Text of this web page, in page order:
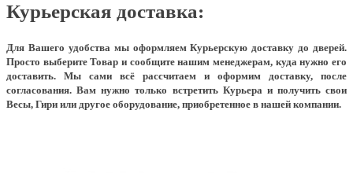
Курьерская доставка:
Для Вашего удобства мы оформляем Курьерскую доставку до дверей.
Просто выберите Товар и сообщите нашим менеджерам, куда нужно его
доставить. Мы сами всё рассчитаем и оформим доставку, после
согласования. Вам нужно только встретить Курьера и получить свои
Весы, Гири или другое оборудование, приобретенное в нашей компании.